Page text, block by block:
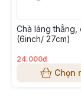
Chà láng thẳng,
(6inch/ 27cm)
24.000đ
Chọn